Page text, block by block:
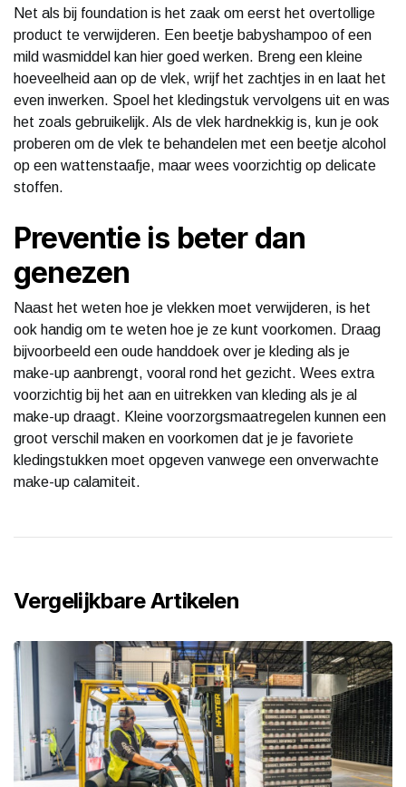
Net als bij foundation is het zaak om eerst het overtollige
product te verwijderen. Een beetje babyshampoo of een
mild wasmiddel kan hier goed werken. Breng een kleine
hoeveelheid aan op de vlek, wrijf het zachtjes in en laat het
even inwerken. Spoel het kledingstuk vervolgens uit en was
het zoals gebruikelijk. Als de vlek hardnekkig is, kun je ook
proberen om de vlek te behandelen met een beetje alcohol
op een wattenstaafje, maar wees voorzichtig op delicate
stoffen.
Preventie is beter dan
genezen
Naast het weten hoe je vlekken moet verwijderen, is het
ook handig om te weten hoe je ze kunt voorkomen. Draag
bijvoorbeeld een oude handdoek over je kleding als je
make-up aanbrengt, vooral rond het gezicht. Wees extra
voorzichtig bij het aan en uitrekken van kleding als je al
make-up draagt. Kleine voorzorgsmaatregelen kunnen een
groot verschil maken en voorkomen dat je je favoriete
kledingstukken moet opgeven vanwege een onverwachte
make-up calamiteit.
Vergelijkbare Artikelen